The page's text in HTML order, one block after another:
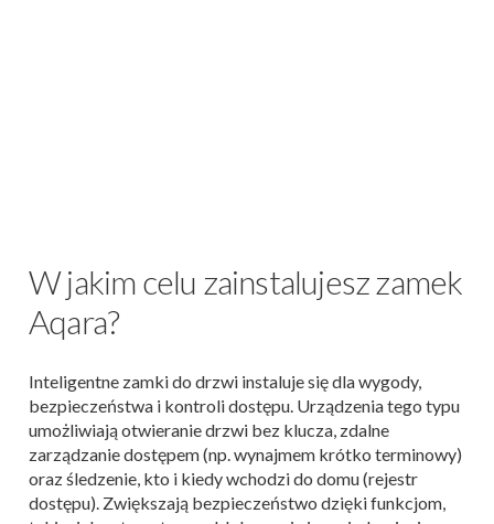
W jakim celu zainstalujesz zamek
Aqara?
Inteligentne zamki do drzwi instaluje się dla wygody,
bezpieczeństwa i kontroli dostępu. Urządzenia tego typu
umożliwiają otwieranie drzwi bez klucza, zdalne
zarządzanie dostępem (np. wynajmem krótko terminowy)
oraz śledzenie, kto i kiedy wchodzi do domu (rejestr
dostępu). Zwiększają bezpieczeństwo dzięki funkcjom,